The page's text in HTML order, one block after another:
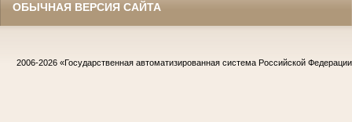
ОБЫЧНАЯ ВЕРСИЯ САЙТА
2006-2026 «Государственная автоматизированная система Российской